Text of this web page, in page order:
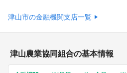
津山市の金融機関支店一覧
津山農業協同組合の基本情報